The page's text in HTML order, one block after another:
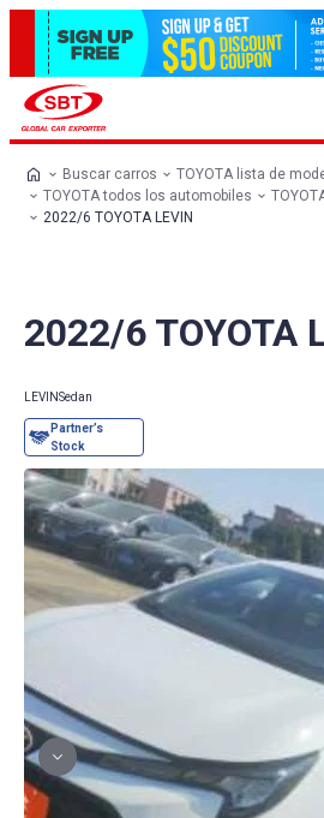
Buscar carros
TOYOTA lista de
TOYOTA todos los automobiles
2022/6 TOYOTA LEVIN
2022/6 TOYOTA
LEVINSedan